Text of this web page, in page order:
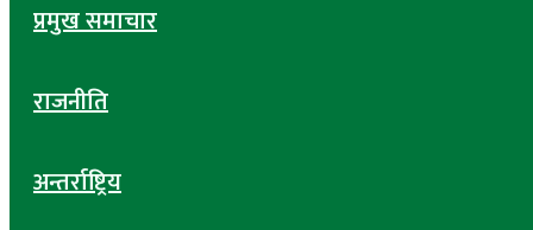
प्रमुख समाचार
राजनीति
अन्तर्राष्ट्रिय